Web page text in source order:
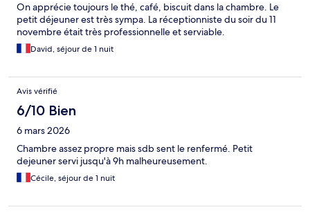
On apprécie toujours le thé, café, biscuit dans la chambre. Le
petit déjeuner est très sympa. La réceptionniste du soir du 11
novembre était très professionnelle et serviable.
David, séjour de 1 nuit
Avis vérifié
6/10 Bien
6 mars 2026
Chambre assez propre mais sdb sent le renfermé. Petit
dejeuner servi jusqu'à 9h malheureusement.
Cécile, séjour de 1 nuit